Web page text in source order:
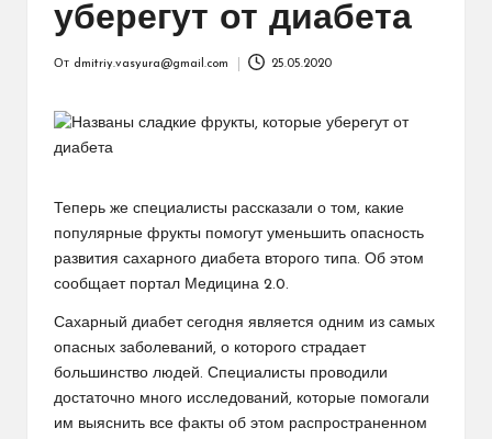
уберегут от диабета
От dmitriy.vasyura@gmail.com 25.05.2020
Теперь же специалисты рассказали о том, какие
популярные фрукты помогут уменьшить опасность
развития сахарного диабета второго типа. Об этом
сообщает портал Медицина 2.0.
Сахарный диабет сегодня является одним из самых
опасных заболеваний, о которого страдает
большинство людей. Специалисты проводили
достаточно много исследований, которые помогали
им выяснить все факты об этом распространенном